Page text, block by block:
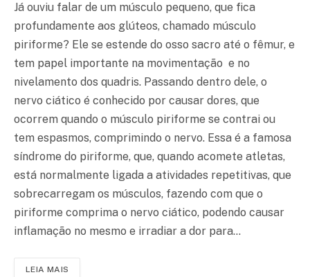
Já ouviu falar de um músculo pequeno, que fica
profundamente aos glúteos, chamado músculo
piriforme? Ele se estende do osso sacro até o fêmur, e
tem papel importante na movimentação e no
nivelamento dos quadris. Passando dentro dele, o
nervo ciático é conhecido por causar dores, que
ocorrem quando o músculo piriforme se contrai ou
tem espasmos, comprimindo o nervo. Essa é a famosa
síndrome do piriforme, que, quando acomete atletas,
está normalmente ligada a atividades repetitivas, que
sobrecarregam os músculos, fazendo com que o
piriforme comprima o nervo ciático, podendo causar
inflamação no mesmo e irradiar a dor para…
LEIA MAIS